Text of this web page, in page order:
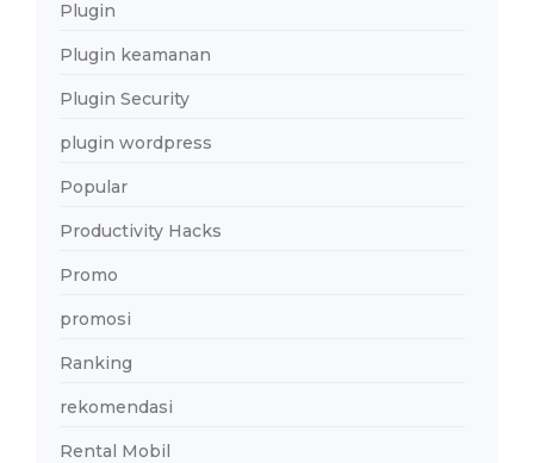
Plugin
Plugin keamanan
Plugin Security
plugin wordpress
Popular
Productivity Hacks
Promo
promosi
Ranking
rekomendasi
Rental Mobil